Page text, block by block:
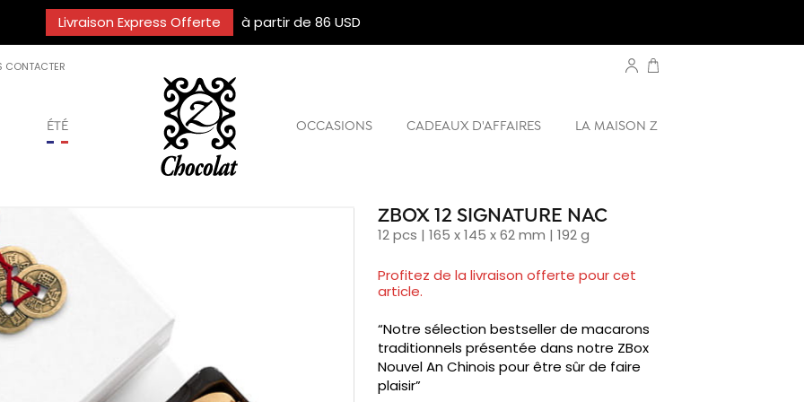
Livraison Express Offerte à partir de 86 USD
CONTACTER
ÉTÉ OCCASIONS CADEAUX D'AFFAIRES LA MAISON Z
ZBOX 12 SIGNATURE NAC
12 pcs | 165 x 145 x 62 mm | 192 g
Profitez de la livraison offerte pour cet
article.
“Notre sélection bestseller de macarons
traditionnels présentée dans notre ZBox
Nouvel An Chinois pour être sûr de faire
plaisir”